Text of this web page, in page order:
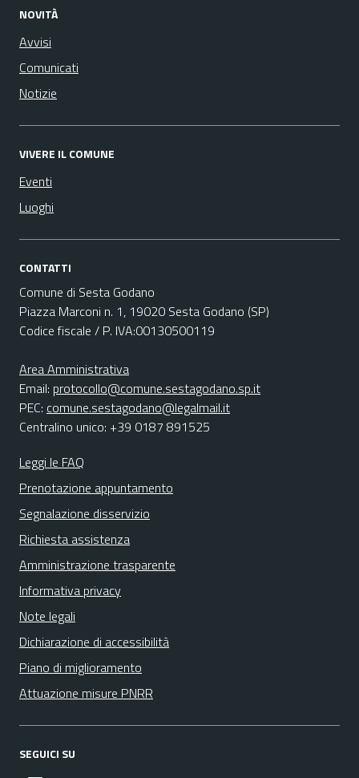
NOVITÀ
Avvisi
Comunicati
Notizie
VIVERE IL COMUNE
Eventi
Luoghi
CONTATTI
Comune di Sesta Godano
Piazza Marconi n. 1, 19020 Sesta Godano (SP)
Codice fiscale / P. IVA:00130500119
Area Amministrativa
Email: protocollo@comune.sestagodano.sp.it
PEC: comune.sestagodano@legalmail.it
Centralino unico: +39 0187 891525
Leggi le FAQ
Prenotazione appuntamento
Segnalazione disservizio
Richiesta assistenza
Amministrazione trasparente
Informativa privacy
Note legali
Dichiarazione di accessibilità
Piano di miglioramento
Attuazione misure PNRR
SEGUICI SU